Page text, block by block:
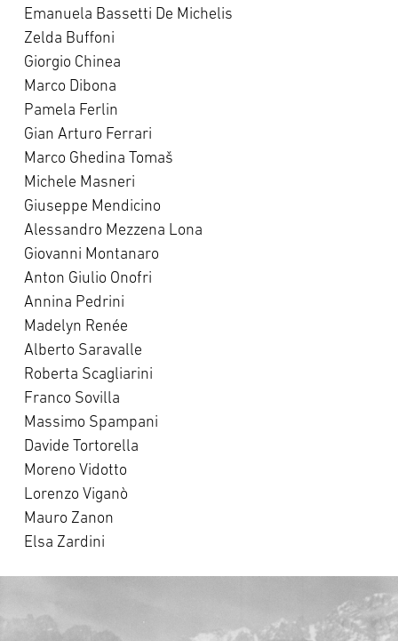
Emanuela Bassetti De Michelis
Zelda Buffoni
Giorgio Chinea
Marco Dibona
Pamela Ferlin
Gian Arturo Ferrari
Marco Ghedina Tomaš
Michele Masneri
Giuseppe Mendicino
Alessandro Mezzena Lona
Giovanni Montanaro
Anton Giulio Onofri
Annina Pedrini
Madelyn Renée
Alberto Saravalle
Roberta Scagliarini
Franco Sovilla
Massimo Spampani
Davide Tortorella
Moreno Vidotto
Lorenzo Viganò
Mauro Zanon
Elsa Zardini